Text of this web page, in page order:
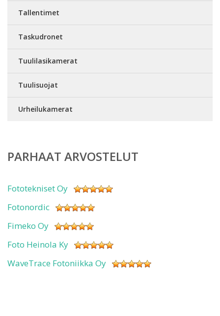
Tallentimet
Taskudronet
Tuulilasikamerat
Tuulisuojat
Urheilukamerat
PARHAAT ARVOSTELUT
Fototekniset Oy
Fotonordic
Fimeko Oy
Foto Heinola Ky
WaveTrace Fotoniikka Oy